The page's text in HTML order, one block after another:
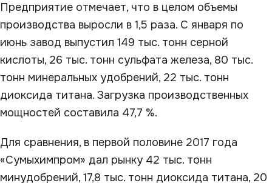
Предприятие отмечает, что в целом объемы
производства выросли в 1,5 раза. С января по
июнь завод выпустил 149 тыс. тонн серной
кислоты, 26 тыс. тонн сульфата железа, 80 тыс.
тонн минеральных удобрений, 22 тыс. тонн
диоксида титана. Загрузка производственных
мощностей составила 47,7 %.
Для сравнения, в первой половине 2017 года
«Сумыхимпром» дал рынку 42 тыс. тонн
минудобрений, 17,8 тыс. тонн диоксида титана, 20